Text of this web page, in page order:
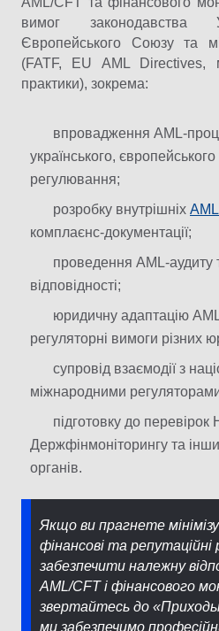
вимог законодавства
Європейського Союзу та
(FATF, EU AML Directives,
практики), зокрема:
впровадження AML-
українського,
регулювання;
розробку внутрішніх
комплаєнс-документації;
проведення AML-аудиту
відповідності;
юридичну адаптацію
регуляторні вимоги різних
супровід взаємодії з
міжнародними
підготовку до перевірок
Держфінмоніторингу та
органів.
Якщо ви прагнете
фінансові та репутаційні
забезпечити належну
AML/CFT і фінансового
звертайтесь до
ми забезпечимо